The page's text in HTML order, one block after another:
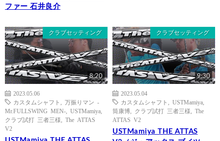
ファー 石井良介
クラブセッティング
8:20
2023.05.06
カスタムシャフト
万振りマン -
Mr.FULLSWING MEN-
USTMamiya
クラブ試打 三者三様
The ATTAS
V2
クラブセッティング
9:30
2023.05.04
カスタムシャフト
USTMamiya
筒康博
クラブ試打 三者三様
The
ATTAS V2
USTMamiya THE ATTAS